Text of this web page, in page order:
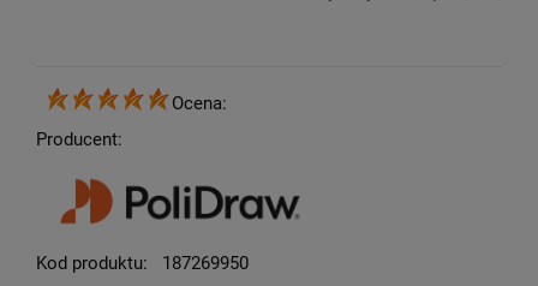
Ocena:
Producent:
Kod produktu:
187269950